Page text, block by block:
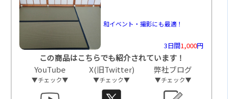
和イベント・撮影にも最適！
3日間1,000円
この商品はこちらでも紹介されています！
YouTube
▼チェック▼
X(旧Twitter)
▼チェック▼
弊社ブログ
▼チェック▼